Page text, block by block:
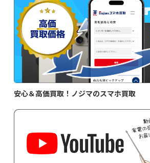
安心＆高価買取！ノジマのスマホ買取